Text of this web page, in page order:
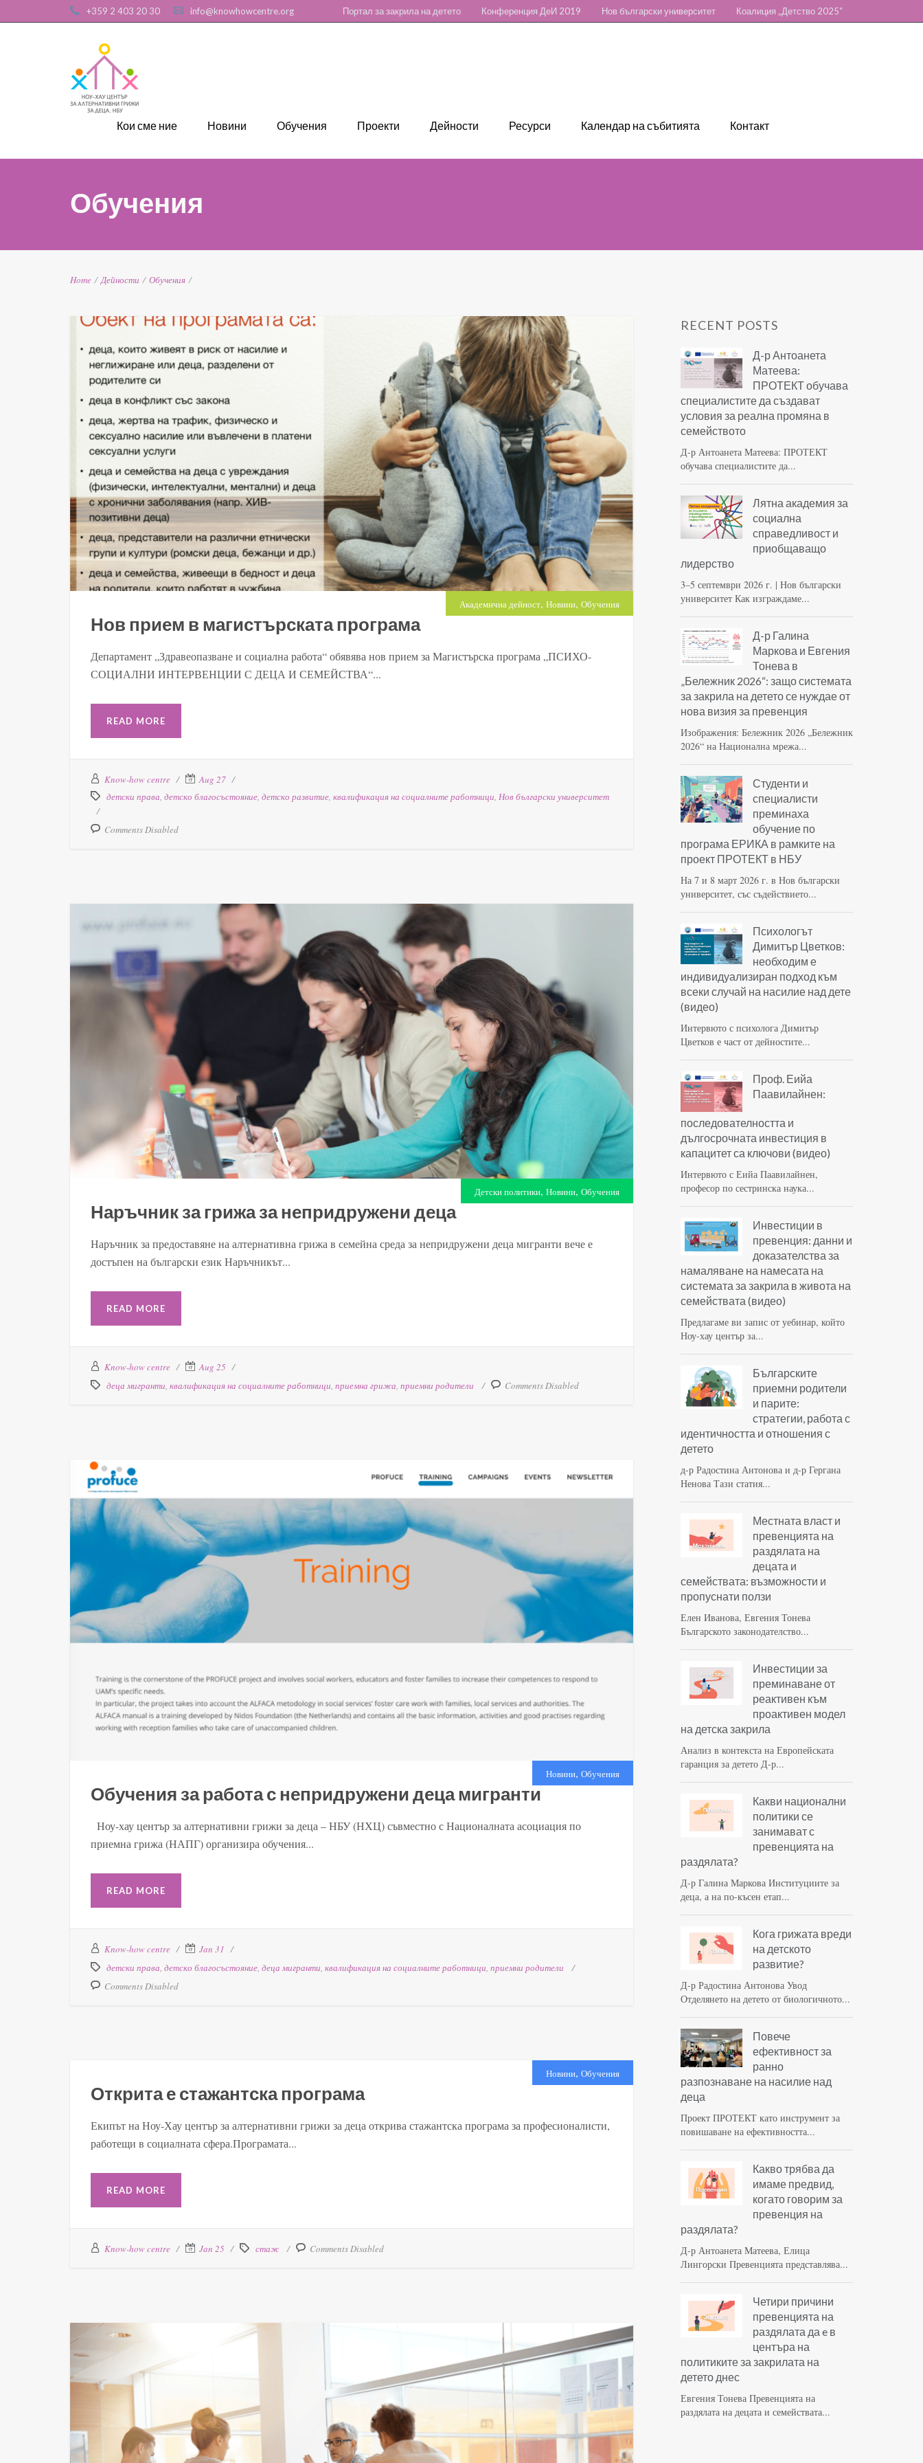
+359 2 403 20 30 info@knowhowcentre.org Портал за закрила на детето Конференция ДеИ 2019 Нов български университет Коалиция „Детство 2025“
Кои сме ние Новини Обучения Проекти Дейности Ресурси Календар на събитията Контакт
Обучения
Home / Дейности / Обучения /
Академична дейност, Новини, Обучения
Нов прием в магистърската програма
Департамент „Здравеопазване и социална работа“ обявява нов прием за Магистърска програма „ПСИХО-
СОЦИАЛНИ ИНТЕРВЕНЦИИ С ДЕЦА И СЕМЕЙСТВА“...
READ MORE
Know-how centre
Aug 27
детски права, детско благосъстояние, детско развитие, квалификация на социалните работници, Нов български университет
Comments Disabled
Детски политики, Новини, Обучения
Наръчник за грижа за непридружени деца
Наръчник за предоставяне на алтернативна грижа в семейна среда за непридружени деца мигранти вече е
достъпен на български език Наръчникът...
READ MORE
Know-how centre
Aug 25
деца мигранти, квалификация на социалните работници, приемна грижа, приемни родители Comments Disabled
Новини, Обучения
Обучения за работа с непридружени деца мигранти
Ноу-хау център за алтернативни грижи за деца – НБУ (НХЦ) съвместно с Националната асоциация по
приемна грижа (НАПГ) организира обучения...
READ MORE
Know-how centre
Jan 31
детски права, детско благосъстояние, деца мигранти, квалификация на социалните работници, приемни родители
Comments Disabled
Новини, Обучения
Открита е стажантска програма
Екипът на Ноу-Хау център за алтернативни грижи за деца открива стажантска програма за професионалисти,
работещи в социалната сфера.Програмата...
READ MORE
Know-how centre Jan 25 стаж Comments Disabled
RECENT POSTS
Д-р Антоанета
Матеева:
ПРОТЕКТ обучава
специалистите да създават
условия за реална промяна в
семейството
Д-р Антоанета Матеева: ПРОТЕКТ
обучава специалистите да...
Лятна академия за
социална
справедливост и
приобщаващо
лидерство
3–5 септември 2026 г. | Нов български
университет Как изграждаме...
Д-р Галина
Маркова и Евгения
Тонева в
„Бележник 2026“: защо системата
за закрила на детето се нуждае от
нова визия за превенция
Изображения: Бележник 2026 „Бележник
2026“ на Национална мрежа...
Студенти и
специалисти
преминаха
обучение по
програма ЕРИКА в рамките на
проект ПРОТЕКТ в НБУ
На 7 и 8 март 2026 г. в Нов български
университет, със съдействието...
Психологът
Димитър Цветков:
необходим е
индивидуализиран подход към
всеки случай на насилие над дете
(видео)
Интервюто с психолога Димитър
Цветков е част от дейностите...
Проф. Еийа
Паавилайнен:
последователността и
дългосрочната инвестиция в
капацитет са ключови (видео)
Интервюто с Еийа Паавилайнен,
професор по сестринска наука...
Инвестиции в
превенция: данни и
доказателства за
намаляване на намесата на
системата за закрила в живота на
семействата (видео)
Предлагаме ви запис от уебинар, който
Ноу-хау център за...
Българските
приемни родители
и парите:
стратегии, работа с
идентичността и отношения с
детето
д-р Радостина Антонова и д-р Гергана
Ненова Тази статия...
Местната власт и
превенцията на
раздялата на
децата и
семействата: възможности и
пропуснати ползи
Елен Иванова, Евгения Тонева
Българското законодателство...
Инвестиции за
преминаване от
реактивен към
проактивен модел
на детска закрила
Анализ в контекста на Европейската
гаранция за детето Д-р...
Какви национални
политики се
занимават с
превенцията на
раздялата?
Д-р Галина Маркова Институциите за
деца, а на по-късен етап...
Кога грижата вреди
на детското
развитие?
Д-р Радостина Антонова Увод
Отделянето на детето от биологичното...
Повече
ефективност за
ранно
разпознаване на насилие над
деца
Проект ПРОТЕКТ като инструмент за
повишаване на ефективността...
Какво трябва да
имаме предвид,
когато говорим за
превенция на
раздялата?
Д-р Антоанета Матеева, Елица
Лингорски Превенцията представлява...
Четири причини
превенцията на
раздялата да e в
центъра на
политиките за закрилата на
детето днес
Евгения Тонева Превенцията на
раздялата на децата и семействата...